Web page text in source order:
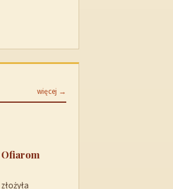
więcej →
Ofiarom